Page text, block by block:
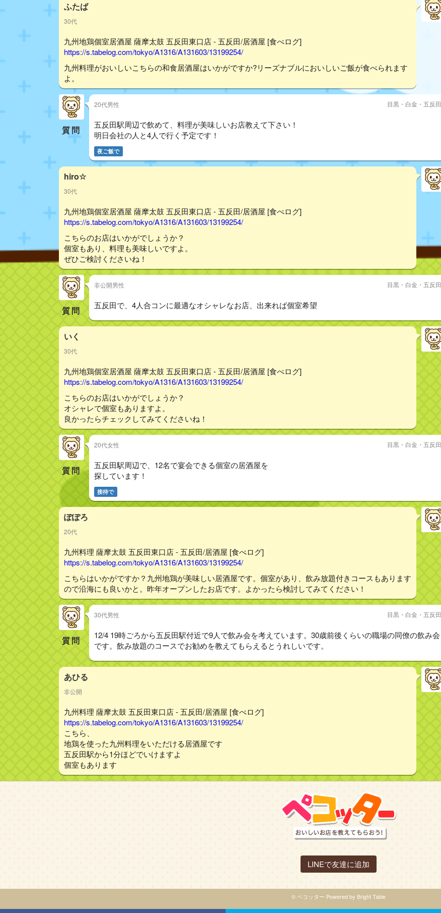
ふたば
30代
九州地鶏個室居酒屋 薩摩太鼓 五反田東口店 - 五反田/居酒屋 [食べログ]
https://s.tabelog.com/tokyo/A1316/A131603/13199254/
九州料理がおいしいこちらの和食居酒屋はいかがですか?リーズナブルにおいしいご飯が食べられます
よ。
質問
20代男性 目黒・白金・五反田
五反田駅周辺で飲めて、料理が美味しいお店教えて下さい！
明日会社の人と4人で行く予定です！
夜ご飯で
hiro☆
30代
九州地鶏個室居酒屋 薩摩太鼓 五反田東口店 - 五反田/居酒屋 [食べログ]
https://s.tabelog.com/tokyo/A1316/A131603/13199254/
こちらのお店はいかがでしょうか？
個室もあり、料理も美味しいですよ。
ぜひご検討くださいね！
質問
非公開男性 目黒・白金・五反田
五反田で、4人合コンに最適なオシャレなお店、出来れば個室希望
いく
30代
九州地鶏個室居酒屋 薩摩太鼓 五反田東口店 - 五反田/居酒屋 [食べログ]
https://s.tabelog.com/tokyo/A1316/A131603/13199254/
こちらのお店はいかがでしょうか？
オシャレで個室もありますよ。
良かったらチェックしてみてくださいね！
質問
20代女性 目黒・白金・五反田
五反田駅周辺で、12名で宴会できる個室の居酒屋を
探しています！
接待で
ぽぽろ
20代
九州料理 薩摩太鼓 五反田東口店 - 五反田/居酒屋 [食べログ]
https://s.tabelog.com/tokyo/A1316/A131603/13199254/
こちらはいかがですか？九州地鶏が美味しい居酒屋です。個室があり、飲み放題付きコースもあります
ので沿海にも良いかと。昨年オープンしたお店です。よかったら検討してみてください！
質問
30代男性 目黒・白金・五反田
12/4 19時ごろから五反田駅付近で9人で飲み会を考えています。30歳前後くらいの職場の同僚の飲み会
です。飲み放題のコースでお勧めを教えてもらえるとうれしいです。
あひる
非公開
九州料理 薩摩太鼓 五反田東口店 - 五反田/居酒屋 [食べログ]
https://s.tabelog.com/tokyo/A1316/A131603/13199254/
こちら、
地鶏を使った九州料理をいただける居酒屋です
五反田駅から1分ほどでいけますよ
個室もあります
LINEで友達に追加
© ペコッター Powered by Bright Table